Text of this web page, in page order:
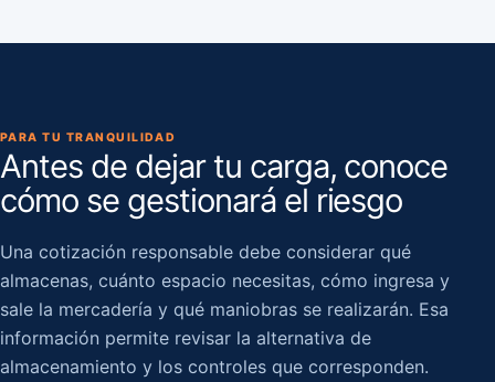
PARA TU TRANQUILIDAD
Antes de dejar tu carga, conoce
cómo se gestionará el riesgo
Una cotización responsable debe considerar qué
almacenas, cuánto espacio necesitas, cómo ingresa y
sale la mercadería y qué maniobras se realizarán. Esa
información permite revisar la alternativa de
almacenamiento y los controles que corresponden.